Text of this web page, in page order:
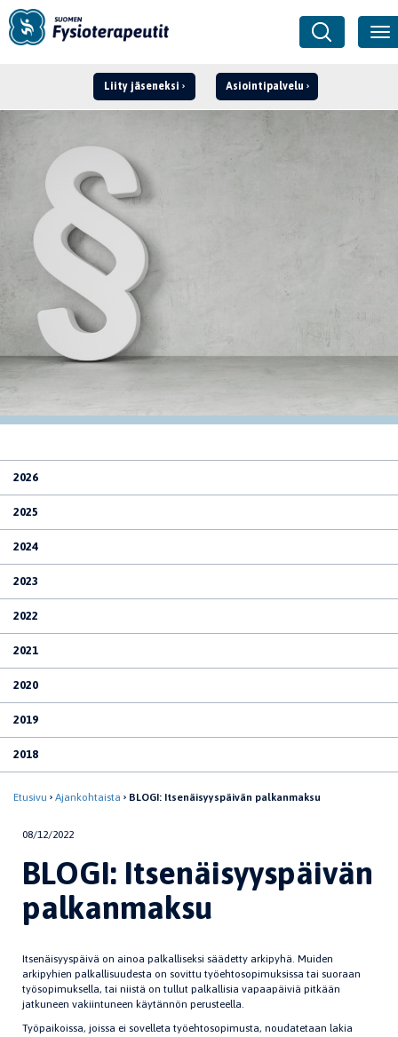
Liity jäseneksi Asiointipalvelu
2026
2025
2024
2023
2022
2021
2020
2019
2018
Etusivu Ajankohtaista BLOGI: Itsenäisyyspäivän palkanmaksu
08/12/2022
BLOGI: Itsenäisyyspäivän
palkanmaksu
Itsenäisyyspäivä on ainoa palkalliseksi säädetty arkipyhä. Muiden
arkipyhien palkallisuudesta on sovittu työehtosopimuksissa tai suoraan
työsopimuksella, tai niistä on tullut palkallisia vapaapäiviä pitkään
jatkuneen vakiintuneen käytännön perusteella.
Työpaikoissa, joissa ei sovelleta työehtosopimusta, noudatetaan lakia